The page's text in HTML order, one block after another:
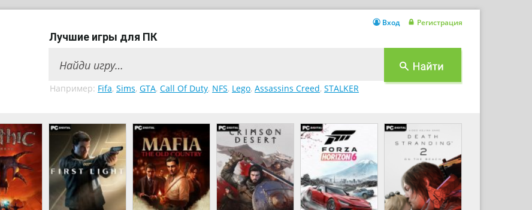
Лучшие игры для ПК
Например: Fifa, Sims, GTA, Call Of Duty, NFS, Lego, Assassins Creed, STALKER
Вход Регистрация